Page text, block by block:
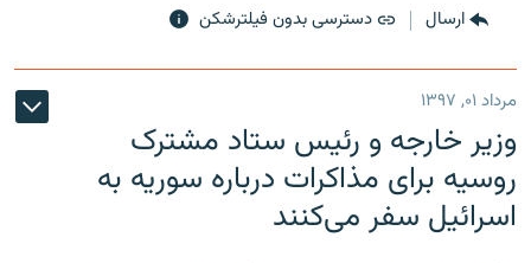
ارسال دسترسی بدون فیلترشکن
مرداد ۰۱, ۱۳۹۷
وزیر خارجه و رئیس‌ ستاد مشترک
روسیه برای مذاکرات درباره سوریه به
اسرائیل سفر می‌کنند